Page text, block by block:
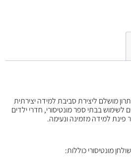
מושלם ליצירת סביבת למידה יצירתית
לשימוש בבתי ספר מונטיסורי, חדרי ילדים
פינת למידה מזמינה ונעימה.
מונטיסורי כוללות: